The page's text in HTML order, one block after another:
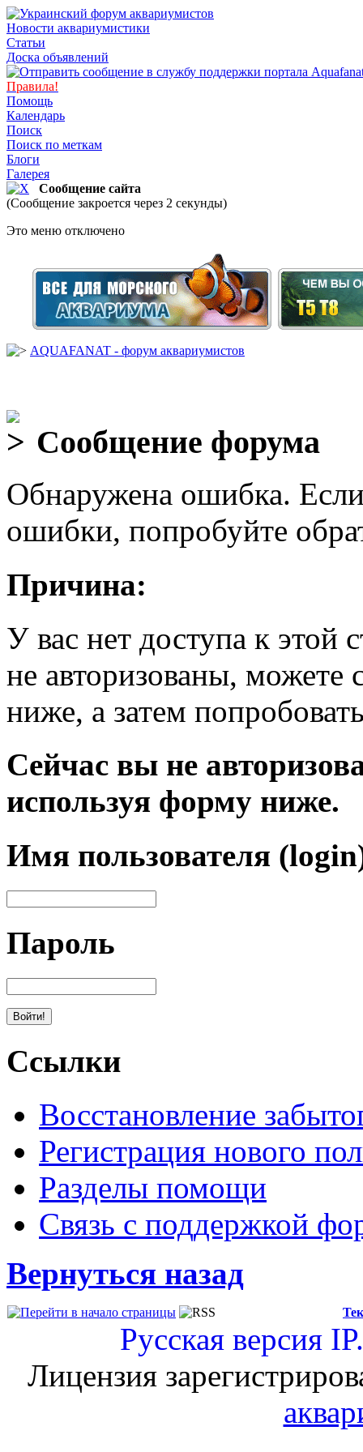
Новости аквариумистики
Статьи
Доска объявлений
Правила!
Помощь
Календарь
Поиск
Поиск по меткам
Блоги
Галерея
Сообщение сайта
(Сообщение закроется через 2 секунды)
Это меню отключено
AQUAFANAT - форум аквариумистов
Сообщение форума
Обнаружена ошибка.
ошибки, попробуйте
Причина:
У вас нет доступа к
не авторизованы, можете
ниже, а затем
Сейчас вы не
используя форму ниже.
Имя пользователя
Пароль
Ссылки
Восстановление
Регистрация нового
Разделы помощи
Связь с поддержкой
Вернуться назад
Русская версия
Лицензия